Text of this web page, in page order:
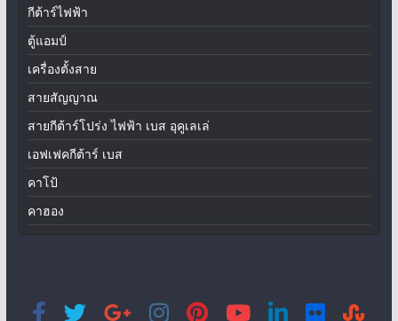
กีต้าร์ไฟฟ้า
ตู้แอมป์
เครื่องตั้งสาย
สายสัญญาณ
สายกีต้าร์โปร่ง ไฟฟ้า เบส อุคูเลเล่
เอฟเฟคกีต้าร์ เบส
คาโป้
คาฮอง